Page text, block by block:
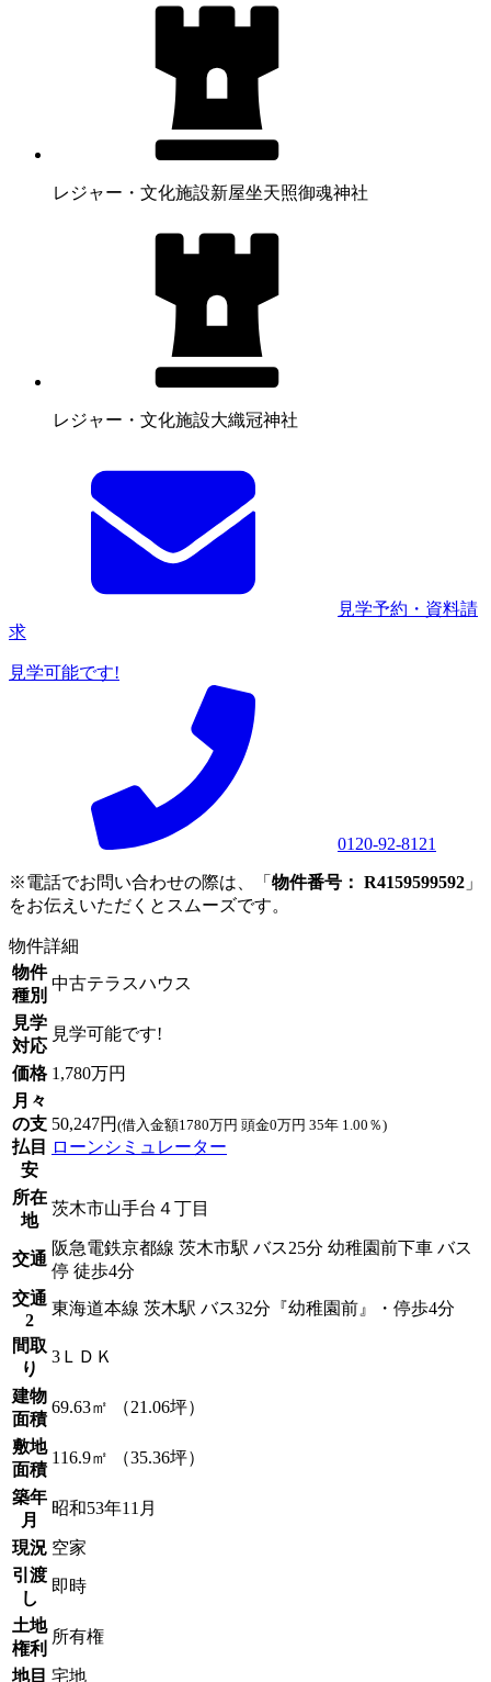
レジャー・文化施設新屋坐天照御魂神社
レジャー・文化施設大織冠神社
見学予約・資料請
求
見学可能です!
0120-92-8121
※電話でお問い合わせの際は、「 物件番号： R4159599592 」
をお伝えいただくとスムーズです。
物件詳細
物件
種別
中古テラスハウス
見学
対応
見学可能です!
価格 1,780万円
月々
の支
払目
安
50,247円 (借入金額1780万円 頭金0万円 35年 1.00％)
ローンシミュレーター
所在
地
茨木市山手台４丁目
交通
阪急電鉄京都線 茨木市駅 バス25分 幼稚園前下車 バス
停 徒歩4分
交通
2
東海道本線 茨木駅 バス32分『幼稚園前』・停歩4分
間取
り
3ＬＤＫ
建物
面積
69.63㎡ （21.06坪）
敷地
面積
116.9㎡ （35.36坪）
築年
月
昭和53年11月
現況 空家
引渡
し
即時
土地
権利
所有権
地目 宅地